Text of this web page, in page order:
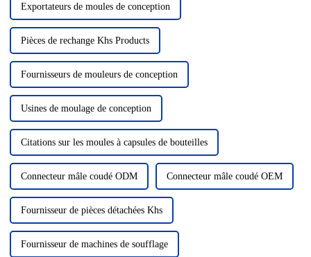
Exportateurs de moules de conception
Pièces de rechange Khs Products
Fournisseurs de mouleurs de conception
Usines de moulage de conception
Citations sur les moules à capsules de bouteilles
Connecteur mâle coudé ODM Connecteur mâle coudé OEM
Fournisseur de pièces détachées Khs
Fournisseur de machines de soufflage